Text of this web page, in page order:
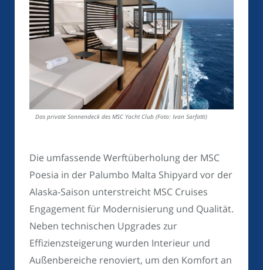
Das private Sonnendeck des MSC Yacht Club (Foto: Ivan Sarfatti)
Die umfassende Werftüberholung der MSC
Poesia in der Palumbo Malta Shipyard vor der
Alaska-Saison unterstreicht MSC Cruises
Engagement für Modernisierung und Qualität.
Neben technischen Upgrades zur
Effizienzsteigerung wurden Interieur und
Außenbereiche renoviert, um den Komfort an